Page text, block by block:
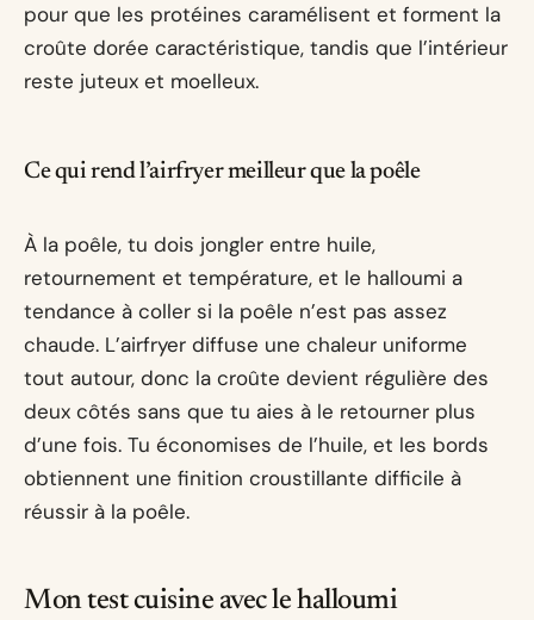
pour que les protéines caramélisent et forment la
croûte dorée caractéristique, tandis que l’intérieur
reste juteux et moelleux.
Ce qui rend l’airfryer meilleur que la poêle
À la poêle, tu dois jongler entre huile,
retournement et température, et le halloumi a
tendance à coller si la poêle n’est pas assez
chaude. L’airfryer diffuse une chaleur uniforme
tout autour, donc la croûte devient régulière des
deux côtés sans que tu aies à le retourner plus
d’une fois. Tu économises de l’huile, et les bords
obtiennent une finition croustillante difficile à
réussir à la poêle.
Mon test cuisine avec le halloumi